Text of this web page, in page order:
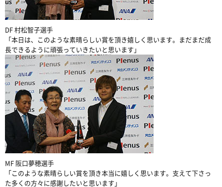
DF 村松智子選手
「本日は、このような素晴らしい賞を頂き嬉しく思います。まだまだ成
長できるように頑張っていきたいと思います」
MF 阪口夢穂選手
「このような素晴らしい賞を頂き本当に嬉しく思います。支えて下さっ
た多くの方々に感謝したいと思います」